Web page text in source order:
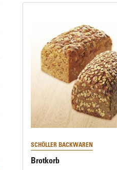
SCHÖLLER BACKWAREN
Brotkorb